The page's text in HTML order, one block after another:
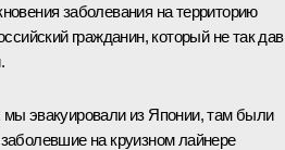
заболевания на территорию
гражданин, который не так
эвакуировали из Японии, там были
на круизном лайнере